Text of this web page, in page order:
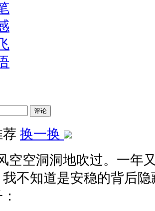
评论
换一换
空空洞洞地吹过。一年
不知道是安稳的背后隐